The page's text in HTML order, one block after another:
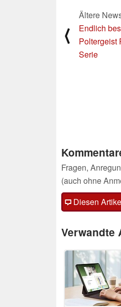
⟨
Ältere
Endlich
Poltergeist
Serie
Fragen,
(auch ohne
Diesen
Verwandte